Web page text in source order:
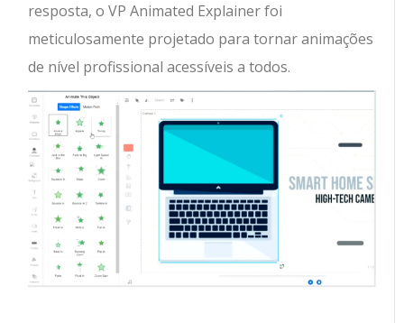
resposta, o VP Animated Explainer foi
meticulosamente projetado para tornar animações
de nível profissional acessíveis a todos.